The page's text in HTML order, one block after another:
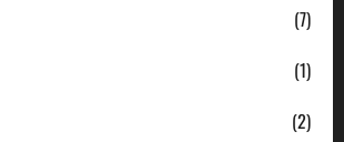
(7)
(1)
(2)